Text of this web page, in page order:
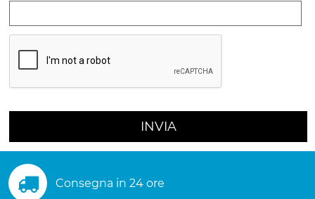
INVIA
Consegna in 24 ore